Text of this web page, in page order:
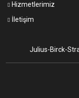
Hizmetlerimiz
İletişim
Julius-Birck-